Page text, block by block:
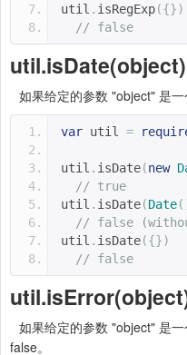
util . isRegExp({})
// false
util.isDate(object)
如果给定的参数 "object" 是
var util =
util . isDate(new
// true
util . isDate(Date
// false
util . isDate({})
// false
如果给定的参数 "object" 是
false。